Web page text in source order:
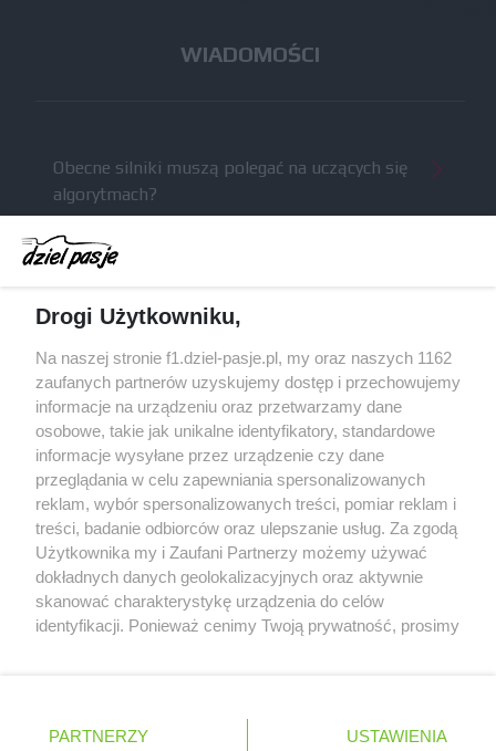
WIADOMOŚCI
Obecne silniki muszą polegać na uczących się
algorytmach?
Honda uświadomiła sobie skalę problemów z
silnikiem dopiero w styczniu
pakiety poprawek w 2026 roku
Gasly dołączył do krytyki obecnych
samochodów F1
McCullough opuści Astona Martina z końcem
2026 roku
Polityka prywatności © 2004 - 2026 GPmedia
Kopiowanie treści bez
zgody autorów zabronione.
powiązana w żaden sposób z grupą przedsiębiorstw Formula
Serwis internetowy, z którego korzystasz, używa plików
cookies. Są to pliki instalowane w urządzeniach
końcowych osób korzystających z serwisu, w celu
administrowania serwisem, poprawy jakości
Dowiedz się więcej o naszej polityce
Drogi Użytkowniku,
Na naszej stronie f1.dziel-pasje.pl, my oraz naszych 1162
zaufanych partnerów uzyskujemy dostęp i przechowujemy
informacje na urządzeniu oraz przetwarzamy dane
osobowe, takie jak unikalne identyfikatory, standardowe
informacje wysyłane przez urządzenie czy dane
przeglądania w celu zapewniania spersonalizowanych
reklam, wybór spersonalizowanych treści, pomiar reklam i
treści, badanie odbiorców oraz ulepszanie usług. Za zgodą
Użytkownika my i Zaufani Partnerzy możemy używać
dokładnych danych geolokalizacyjnych oraz aktywnie
skanować charakterystykę urządzenia do celów
identyfikacji. Ponieważ cenimy Twoją prywatność, prosimy
prywatności znajdujący się w lewym dolnym rogu strony
. Niektóre rodzaje przetwarzania danych nie wymagają
PARTNERZY USTAWIENIA